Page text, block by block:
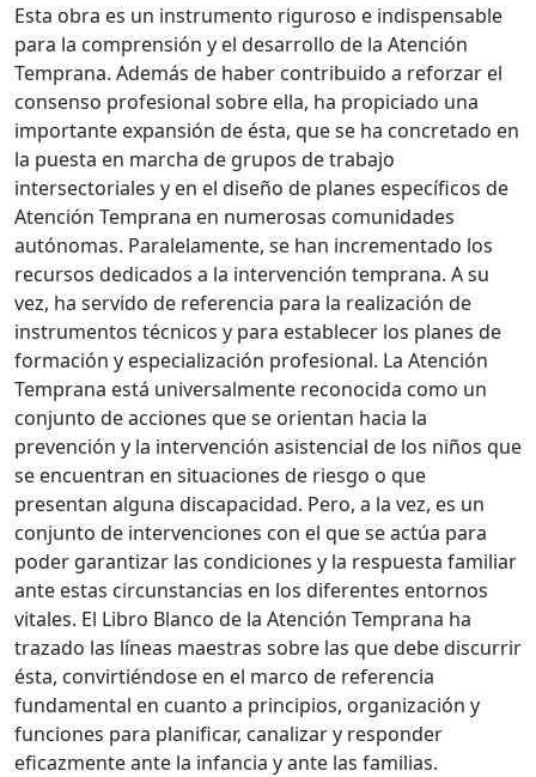
Esta obra es un instrumento riguroso e indispensable
para la comprensión y el desarrollo de la Atención
Temprana. Además de haber contribuido a reforzar el
consenso profesional sobre ella, ha propiciado una
importante expansión de ésta, que se ha concretado en
la puesta en marcha de grupos de trabajo
intersectoriales y en el diseño de planes específicos de
Atención Temprana en numerosas comunidades
autónomas. Paralelamente, se han incrementado los
recursos dedicados a la intervención temprana. A su
vez, ha servido de referencia para la realización de
instrumentos técnicos y para establecer los planes de
formación y especialización profesional. La Atención
Temprana está universalmente reconocida como un
conjunto de acciones que se orientan hacia la
prevención y la intervención asistencial de los niños que
se encuentran en situaciones de riesgo o que
presentan alguna discapacidad. Pero, a la vez, es un
conjunto de intervenciones con el que se actúa para
poder garantizar las condiciones y la respuesta familiar
ante estas circunstancias en los diferentes entornos
vitales. El Libro Blanco de la Atención Temprana ha
trazado las líneas maestras sobre las que debe discurrir
ésta, convirtiéndose en el marco de referencia
fundamental en cuanto a principios, organización y
funciones para planificar, canalizar y responder
eficazmente ante la infancia y ante las familias.